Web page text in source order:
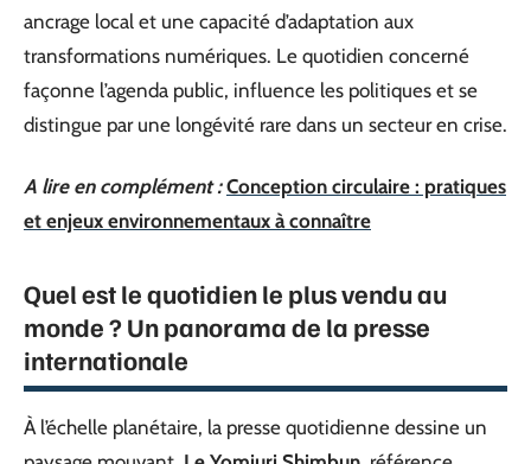
ancrage local et une capacité d’adaptation aux
transformations numériques. Le quotidien concerné
façonne l’agenda public, influence les politiques et se
distingue par une longévité rare dans un secteur en crise.
A lire en complément : Conception circulaire : pratiques
et enjeux environnementaux à connaître
Quel est le quotidien le plus vendu au
monde ? Un panorama de la presse
internationale
À l’échelle planétaire, la presse quotidienne dessine un